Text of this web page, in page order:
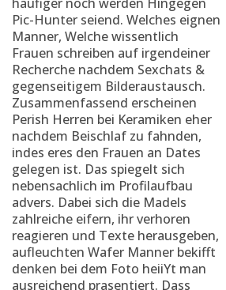
Pic-Hunter seiend. Welches eignen
Manner, Welche wissentlich
Frauen schreiben auf irgendeiner
Recherche nachdem Sexchats &
gegenseitigem Bilderaustausch.
Zusammenfassend erscheinen
Perish Herren bei Keramiken eher
nachdem Beischlaf zu fahnden,
indes eres den Frauen an Dates
gelegen ist. Das spiegelt sich
nebensachlich im Profilaufbau
advers. Dabei sich die Madels
zahlreiche eifern, ihr verhoren
reagieren und Texte herausgeben,
aufleuchten Wafer Manner bekifft
denken bei dem Foto heiiYt man
ausreichend prasentiert. Dass